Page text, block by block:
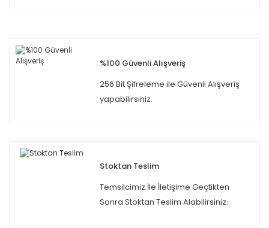
%100 Güvenli Alışveriş
256 Bit Şifreleme ile Güvenli Alışveriş
yapabilirsiniz.
Stoktan Teslim
Temsilcimiz İle İletişime Geçtikten
Sonra Stoktan Teslim Alabilirsiniz.